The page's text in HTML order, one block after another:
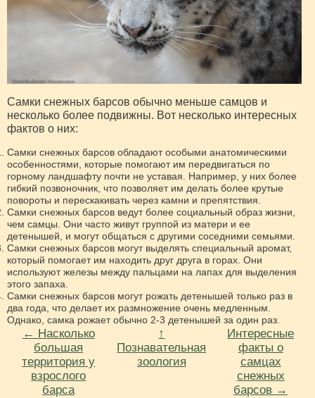
Самки снежных барсов обычно меньше самцов и
несколько более подвижны. Вот несколько интересных
фактов о них:
Самки снежных барсов обладают особыми анатомическими
особенностями, которые помогают им передвигаться по
горному ландшафту почти не уставая. Например, у них более
гибкий позвоночник, что позволяет им делать более крутые
повороты и перескакивать через камни и препятствия.
Самки снежных барсов ведут более социальный образ жизни,
чем самцы. Они часто живут группой из матери и ее
детенышей, и могут общаться с другими соседними семьями.
Самки снежных барсов могут выделять специальный аромат,
который помогает им находить друг друга в горах. Они
используют железы между пальцами на лапах для выделения
этого запаха.
Самки снежных барсов могут рожать детенышей только раз в
два года, что делает их размножение очень медленным.
Однако, самка рожает обычно 2-3 детенышей за один раз.
← Насколько
большая
территория у
взрослого
барса
↑
Познавательная
зоология
Интересные
факты о
самцах
снежных
барсов →